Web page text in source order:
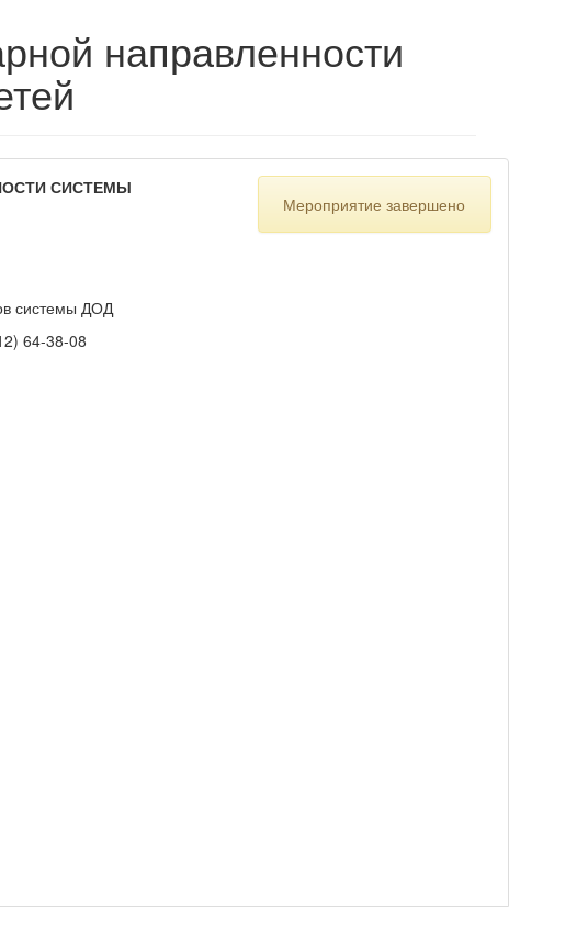
направленности
СИСТЕМЫ
системы ДОД
64-38-08
Мероприятие завершено